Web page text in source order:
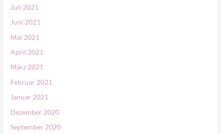
Juli 2021
Juni 2021
Mai 2021
April 2021
März 2021
Februar 2021
Januar 2021
Dezember 2020
September 2020